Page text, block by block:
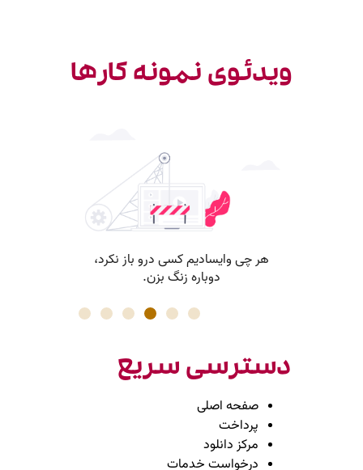
ویدئوی نمونه کارها
دسترسی سریع
صفحه اصلی
پرداخت
مرکز دانلود
درخواست خدمات